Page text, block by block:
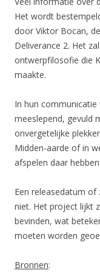
Het wordt
door Viktor Bocan,
Deliverance 2. Het
ontwerpfilosofie die
maakte.
In hun
meeslepend, gevuld
onvergetelijke
Midden-aarde of in
afspelen daar
Een releasedatum
niet. Het project lijkt
bevinden, wat
moeten worden
Bronnen: